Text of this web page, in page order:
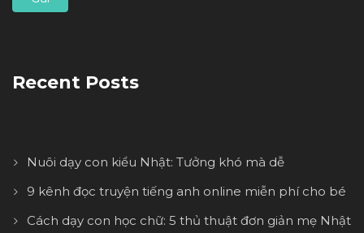
Recent Posts
Nuôi dạy con kiểu Nhật: Tưởng khó mà dễ
9 kênh đọc truyện tiếng anh online miễn phí cho bé
Cách dạy con học chữ: 5 thủ thuật đơn giản mẹ Nhật